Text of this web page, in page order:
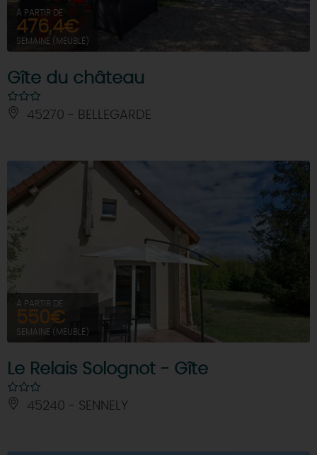
À PARTIR DE
476,4€
SEMAINE (MEUBLÉ)
Gîte du château
45270 - BELLEGARDE
À PARTIR DE
550€
SEMAINE (MEUBLÉ)
Le Relais Solognot - Gîte
45240 - SENNELY